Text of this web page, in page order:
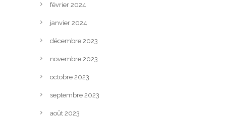
février 2024
janvier 2024
décembre 2023
novembre 2023
octobre 2023
septembre 2023
août 2023